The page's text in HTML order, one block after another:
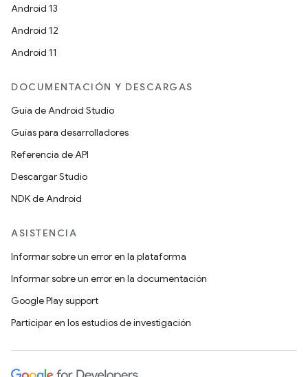
Android 13
Android 12
Android 11
DOCUMENTACIÓN Y DESCARGAS
Guía de Android Studio
Guías para desarrolladores
Referencia de API
Descargar Studio
NDK de Android
ASISTENCIA
Informar sobre un error en la plataforma
Informar sobre un error en la documentación
Google Play support
Participar en los estudios de investigación